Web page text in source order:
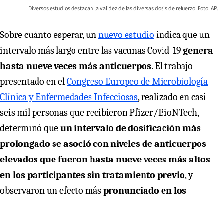
Diversos estudios destacan la validez de las diversas dosis de refuerzo. Foto: AP.
Sobre cuánto esperar, unnuevo estudio indica que un
intervalo más largo entre las vacunas Covid-19 genera
hasta nueve veces más anticuerpos. El trabajo
presentado en elCongreso Europeo de Microbiología
Clínica y Enfermedades Infecciosas, realizado en casi
seis mil personas que recibieron Pfizer/BioNTech,
determinó queun intervalo de dosificación más
prolongado se asoció con niveles de anticuerpos
elevados que fueron hasta nueve veces más altos
en los participantes sin tratamiento previo, y
observaron un efecto máspronunciado en los